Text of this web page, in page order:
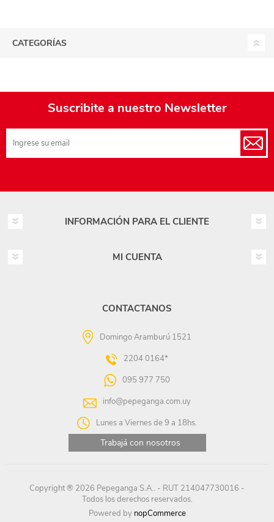
CATEGORÍAS
Suscribite a nuestro Newsletter
INFORMACIÓN PARA EL CLIENTE
MI CUENTA
CONTACTANOS
Domingo Aramburú 1521
2204 0164*
095 977 750
info@pepeganga.com.uy
Lunes a Viernes de 9 a 18hs.
Trabajá con nosotros
Copyright ® 2026 Pepeganga S.A.. - RUT 214047730016 -
Todos los derechos reservados.
Powered by nopCommerce